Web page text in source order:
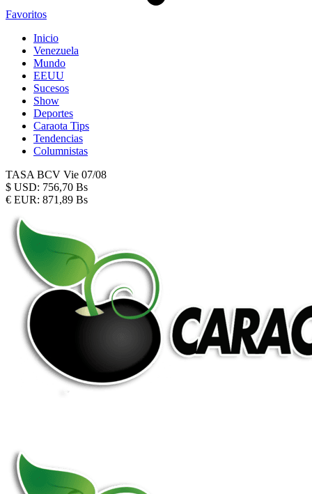
Favoritos
Inicio
Venezuela
Mundo
EEUU
Sucesos
Show
Deportes
Caraota Tips
Tendencias
Columnistas
TASA BCV Vie 07/08
$ USD: 756,70 Bs
€ EUR: 871,89 Bs